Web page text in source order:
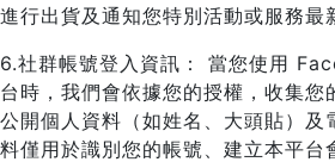
進行出貨及通知您特別活動或服務最
6.社群帳號登入資訊： 當您使用
台時，我們會依據您的授權，收集
公開個人資料（如姓名、大頭貼）及
料僅用於識別您的帳號、建立本平台